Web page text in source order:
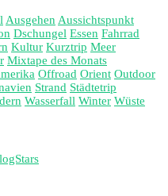
Ausgehen Aussichtspunkt
Dschungel Essen Fahrrad
Kultur Kurztrip Meer
Mixtape des Monats
Offroad Orient Outdoor
Strand Städtetrip
Wasserfall Winter Wüste